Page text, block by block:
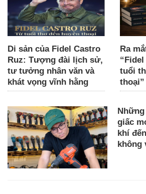
Di sản của Fidel Castro
Ruz: Tượng đài lịch sử,
tư tưởng nhân văn và
khát vọng vĩnh hằng
Ra
tuổi
thoại”
giấc
khí
không